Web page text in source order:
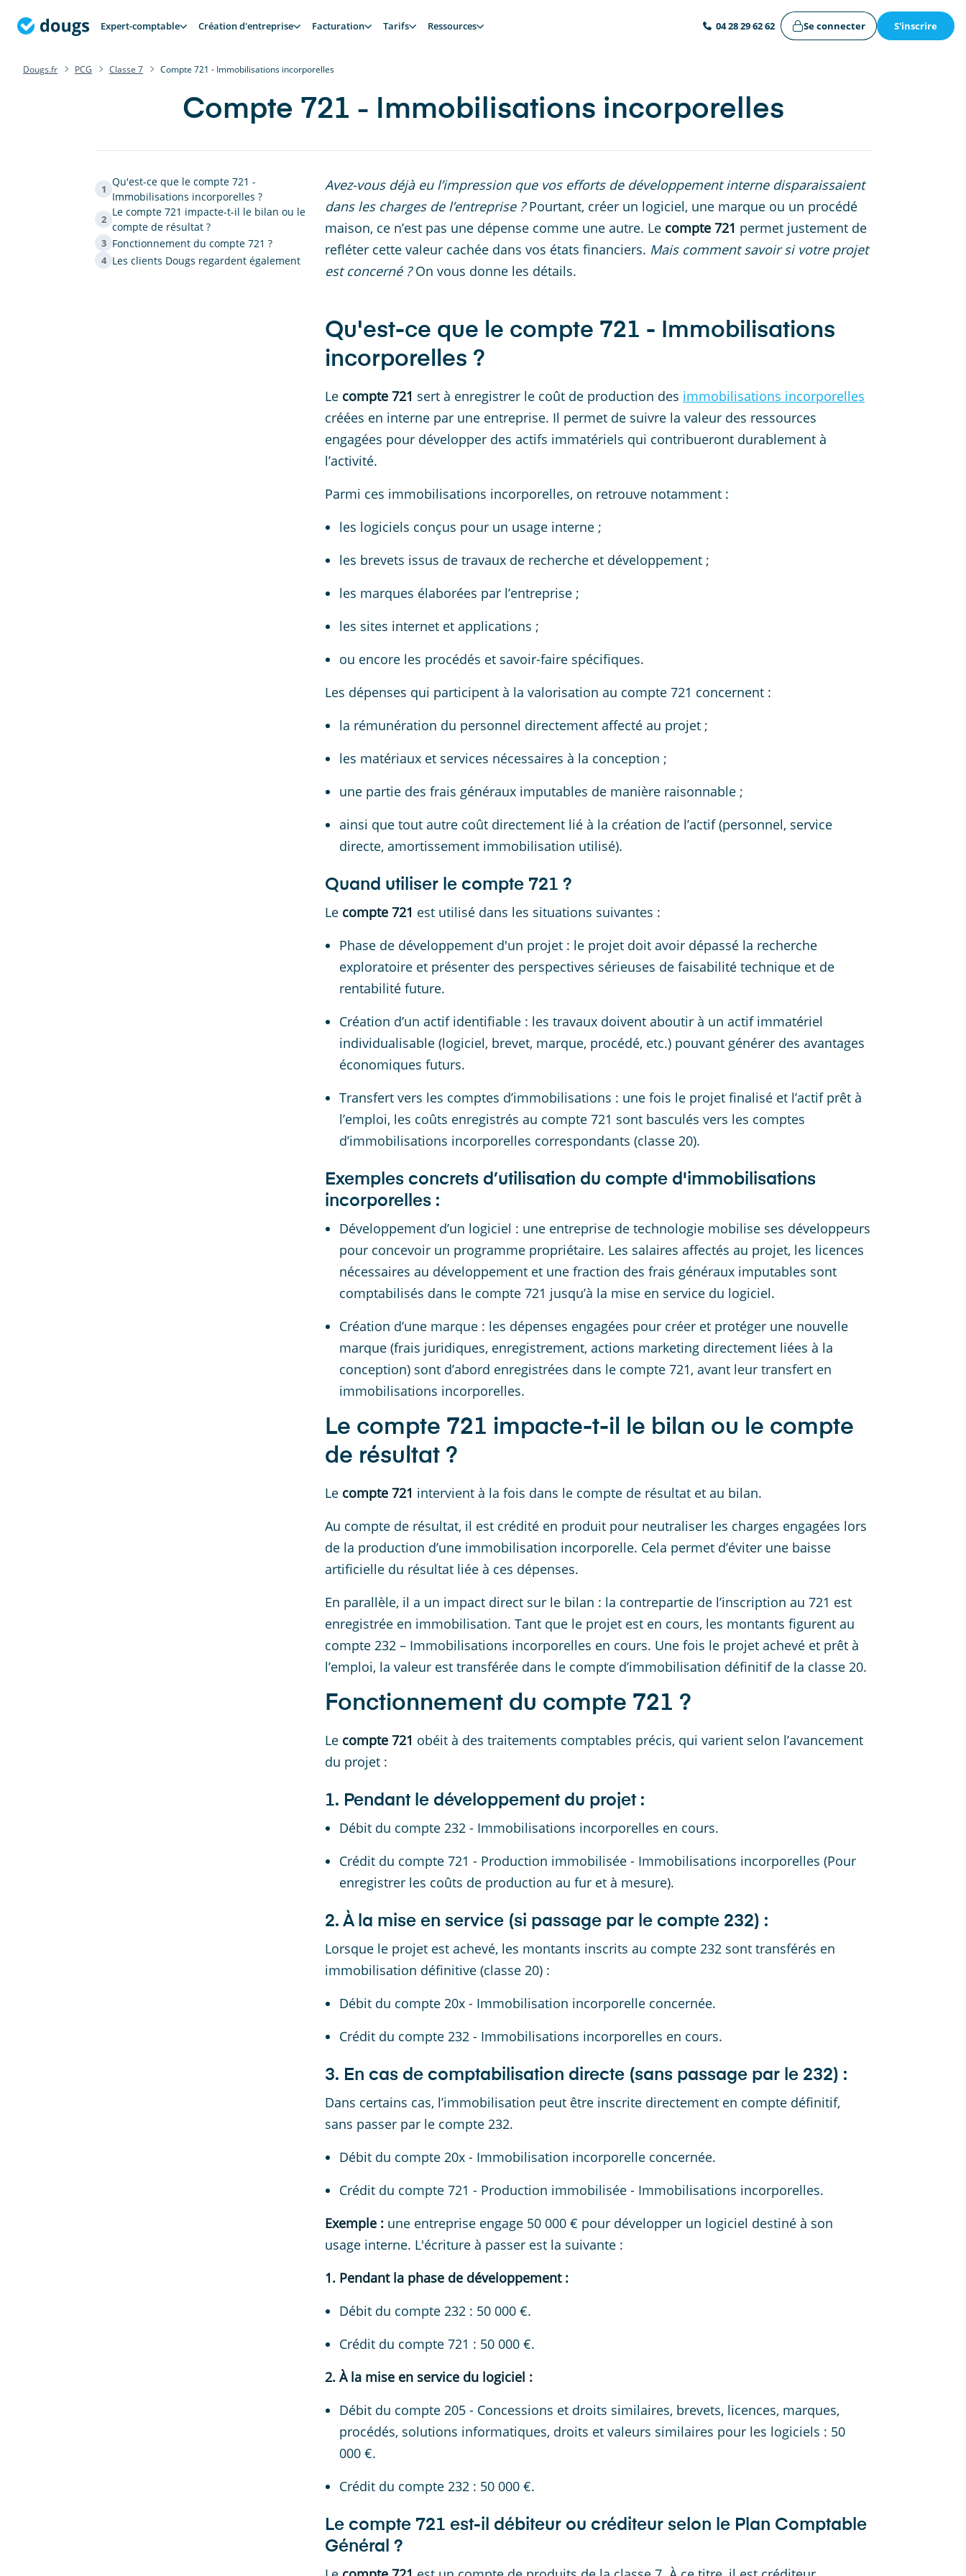
Expert-comptable Création d'entreprise Facturation Tarifs Ressources 04 28 29 62 62 Se connecter S'inscrire
Dougs.fr PCG Classe 7 Compte 721 - Immobilisations incorporelles
Compte 721 - Immobilisations incorporelles
1
Qu'est-ce que le compte 721 -
Immobilisations incorporelles ?
2
Le compte 721 impacte-t-il le bilan ou le
compte de résultat ?
3 Fonctionnement du compte 721 ?
4 Les clients Dougs regardent également
Avez-vous déjà eu l’impression que vos efforts de développement interne disparaissaient
dans les charges de l’entreprise ?Pourtant, créer un logiciel, une marque ou un procédé
maison, ce n’est pas une dépense comme une autre. Le compte 721 permet justement de
refléter cette valeur cachée dans vos états financiers. Mais comment savoir si votre projet
est concerné ?On vous donne les détails.
Qu'est-ce que le compte 721 - Immobilisations
incorporelles ?
Le compte 721 sert à enregistrer le coût de production des immobilisations incorporelles
créées en interne par une entreprise. Il permet de suivre la valeur des ressources
engagées pour développer des actifs immatériels qui contribueront durablement à
l’activité.
Parmi ces immobilisations incorporelles, on retrouve notamment :
les logiciels conçus pour un usage interne ;
les brevets issus de travaux de recherche et développement ;
les marques élaborées par l’entreprise ;
les sites internet et applications ;
ou encore les procédés et savoir-faire spécifiques.
Les dépenses qui participent à la valorisation au compte 721 concernent :
la rémunération du personnel directement affecté au projet ;
les matériaux et services nécessaires à la conception ;
une partie des frais généraux imputables de manière raisonnable ;
ainsi que tout autre coût directement lié à la création de l’actif (personnel, service
directe, amortissement immobilisation utilisé).
Quand utiliser le compte 721 ?
Le compte 721 est utilisé dans les situations suivantes :
Phase de développement d'un projet : le projet doit avoir dépassé la recherche
exploratoire et présenter des perspectives sérieuses de faisabilité technique et de
rentabilité future.
Création d’un actif identifiable : les travaux doivent aboutir à un actif immatériel
individualisable (logiciel, brevet, marque, procédé, etc.) pouvant générer des avantages
économiques futurs.
Transfert vers les comptes d’immobilisations : une fois le projet finalisé et l’actif prêt à
l’emploi, les coûts enregistrés au compte 721 sont basculés vers les comptes
d’immobilisations incorporelles correspondants (classe 20).
Exemples concrets d’utilisation du compte d'immobilisations
incorporelles :
Développement d’un logiciel : une entreprise de technologie mobilise ses développeurs
pour concevoir un programme propriétaire. Les salaires affectés au projet, les licences
nécessaires au développement et une fraction des frais généraux imputables sont
comptabilisés dans le compte 721 jusqu’à la mise en service du logiciel.
Création d’une marque : les dépenses engagées pour créer et protéger une nouvelle
marque (frais juridiques, enregistrement, actions marketing directement liées à la
conception) sont d’abord enregistrées dans le compte 721, avant leur transfert en
immobilisations incorporelles.
Le compte 721 impacte-t-il le bilan ou le compte
de résultat ?
Le compte 721 intervient à la fois dans le compte de résultat et au bilan.
Au compte de résultat, il est crédité en produit pour neutraliser les charges engagées lors
de la production d’une immobilisation incorporelle. Cela permet d’éviter une baisse
artificielle du résultat liée à ces dépenses.
En parallèle, il a un impact direct sur le bilan : la contrepartie de l’inscription au 721 est
enregistrée en immobilisation. Tant que le projet est en cours, les montants figurent au
compte 232 – Immobilisations incorporelles en cours. Une fois le projet achevé et prêt à
l’emploi, la valeur est transférée dans le compte d’immobilisation définitif de la classe 20.
Fonctionnement du compte 721 ?
Le compte 721 obéit à des traitements comptables précis, qui varient selon l’avancement
du projet :
1. Pendant le développement du projet :
Débit du compte 232 - Immobilisations incorporelles en cours.
Crédit du compte 721 - Production immobilisée - Immobilisations incorporelles (Pour
enregistrer les coûts de production au fur et à mesure).
2. À la mise en service (si passage par le compte 232) :
Lorsque le projet est achevé, les montants inscrits au compte 232 sont transférés en
immobilisation définitive (classe 20) :
Débit du compte 20x - Immobilisation incorporelle concernée.
Crédit du compte 232 - Immobilisations incorporelles en cours.
3. En cas de comptabilisation directe (sans passage par le 232) :
Dans certains cas, l’immobilisation peut être inscrite directement en compte définitif,
sans passer par le compte 232.
Débit du compte 20x - Immobilisation incorporelle concernée.
Crédit du compte 721 - Production immobilisée - Immobilisations incorporelles.
Exemple : une entreprise engage 50 000 € pour développer un logiciel destiné à son
usage interne. L'écriture à passer est la suivante :
1. Pendant la phase de développement :
Débit du compte 232 : 50 000 €.
Crédit du compte 721 : 50 000 €.
2. À la mise en service du logiciel :
Débit du compte 205 - Concessions et droits similaires, brevets, licences, marques,
procédés, solutions informatiques, droits et valeurs similaires pour les logiciels : 50
000 €.
Crédit du compte 232 : 50 000 €.
Le compte 721 est-il débiteur ou créditeur selon le Plan Comptable
Général ?